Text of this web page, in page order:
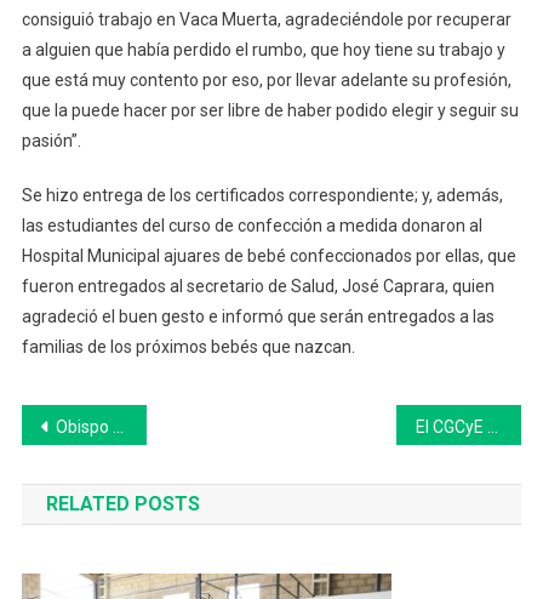
consiguió trabajo en Vaca Muerta, agradeciéndole por recuperar
a alguien que había perdido el rumbo, que hoy tiene su trabajo y
que está muy contento por eso, por llevar adelante su profesión,
que la puede hacer por ser libre de haber podido elegir y seguir su
pasión”.
Se hizo entrega de los certificados correspondiente; y, además,
las estudiantes del curso de confección a medida donaron al
Hospital Municipal ajuares de bebé confeccionados por ellas, que
fueron entregados al secretario de Salud, José Caprara, quien
agradeció el buen gesto e informó que serán entregados a las
familias de los próximos bebés que nazcan.
Navegación
de
entradas
Obispo argentino se pronuncia sobre supuestas apariciones de la Virgen María
RELATED POSTS